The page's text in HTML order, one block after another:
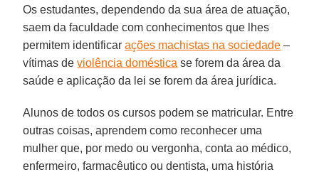
Os estudantes, dependendo da sua área de atuação,
saem da faculdade com conhecimentos que lhes
permitem identificarações machistas na sociedade –
vítimas deviolência doméstica se forem da área da
saúde e aplicação da lei se forem da área jurídica.
Alunos de todos os cursos podem se matricular. Entre
outras coisas, aprendem como reconhecer uma
mulher que, por medo ou vergonha, conta ao médico,
enfermeiro, farmacêutico ou dentista, uma história